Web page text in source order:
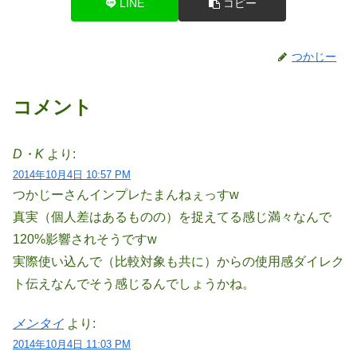
LINE コピー
つかじー
コメント
D・K より:
2014年10月4日 10:57 PM
つかじーさんインプレたまんねぇっすw
真実（個人差はあるものの）を捉えてる感じ満々なんで
120%影響されそうですw
実際使い込んで（比較対象も共に）からの使用感ダイレク
ト伝えなんでそう感じるんでしょうかね。
メンタイ より:
2014年10月4日 11:03 PM